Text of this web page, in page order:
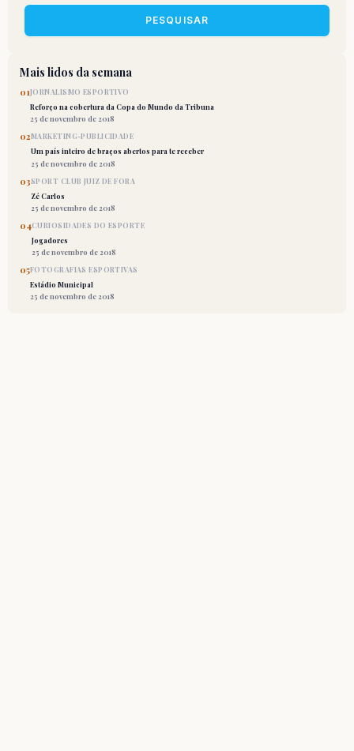
PESQUISAR
Mais lidos da semana
01JORNALISMO ESPORTIVO
Reforço na cobertura da Copa do Mundo da Tribuna
25 de novembro de 2018
02 MARKETING-PUBLICIDADE
Um país inteiro de braços abertos para te receber
25 de novembro de 2018
03SPORT CLUB JUIZ DE FORA
Zé Carlos
25 de novembro de 2018
04CURIOSIDADES DO ESPORTE
Jogadores
25 de novembro de 2018
05FOTOGRAFIAS ESPORTIVAS
Estádio Municipal
25 de novembro de 2018